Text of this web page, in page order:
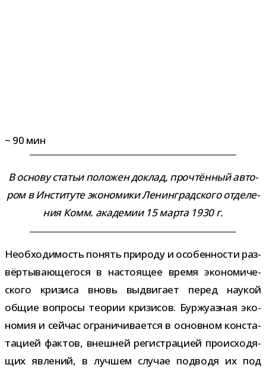
~ 90 мин
В основу ста­тьи поло­жен доклад, про­чтён­ный авто­
ром в Институте эко­но­мики Ленинградского отде­ле­
ния Комм. ака­де­мии 15 марта 1930 г.
Необходимость понять при­роду и осо­бен­но­сти раз­
вёр­ты­ва­ю­ще­гося в насто­я­щее время эко­но­ми­че­
ского кри­зиса вновь выдви­гает перед нау­кой
общие вопросы тео­рии кри­зи­сов. Буржуазная эко­
но­мия и сей­час огра­ни­чи­ва­ется в основ­ном кон­ста­
та­цией фак­тов, внеш­ней реги­стра­цией про­ис­хо­дя­
щих явле­ний, в луч­шем слу­чае под­водя их под